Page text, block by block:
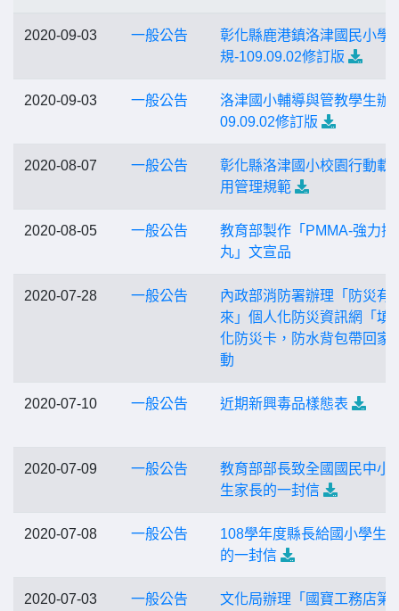
2020-09-03 一般公告
彰化縣鹿港鎮洛津國民小學
規-109.09.02修訂版
2020-09-03 一般公告
洛津國小輔導與管教學生辦
09.09.02修訂版
2020-08-07 一般公告
彰化縣洛津國小校園行動載
用管理規範
2020-08-05 一般公告
教育部製作「PMMA-強力搖
丸」文宣品
2020-07-28 一般公告
內政部消防署辦理「防災有
來」個人化防災資訊網「填
化防災卡，防水背包帶回家
動
2020-07-10 一般公告 近期新興毒品樣態表
2020-07-09 一般公告
教育部部長致全國國民中小
生家長的一封信
2020-07-08 一般公告
108學年度縣長給國小學生
的一封信
2020-07-03 一般公告
文化局辦理「國寶工務店第